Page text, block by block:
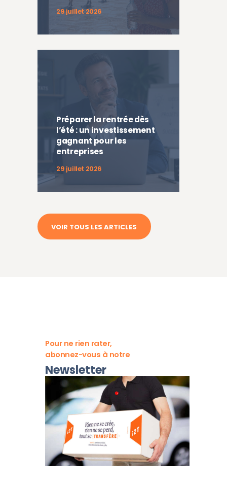
29 juillet 2026
Préparer la rentrée dès
l’été : un investissement
gagnant pour les
entreprises
29 juillet 2026
VOIR TOUS LES ARTICLES
Pour ne rien rater,
abonnez-vous à notre
Newsletter